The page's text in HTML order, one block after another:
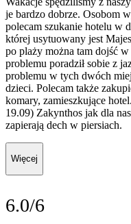
je bardzo dobrze. Osobom
polecam szukanie hotelu w
której usytuowany jest
po plaży można tam dojść
problemu poradził sobie z
problemu w tych dwóch
dzieci. Polecam także
komary, zamieszkujące
19.09) Zakynthos jak dla
zapierają dech w piersiach.
Więcej
6.0/6